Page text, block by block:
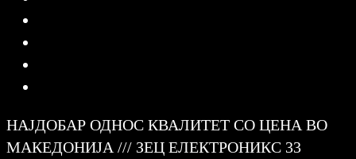
НАЈДОБАР ОДНОС КВАЛИТЕТ СО ЦЕНА ВО
МАКЕДОНИЈА /// ЗЕЦ ЕЛЕКТРОНИКС 33